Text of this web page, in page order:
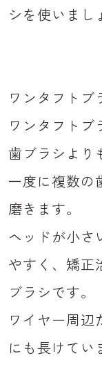
シを使いまし
ワンタフトブ
ワンタフト
歯ブラシより
一度に複数の
磨きます。
ヘッドが小さ
やすく、矯正
ブラシです。
ワイヤー周
にも長けてい